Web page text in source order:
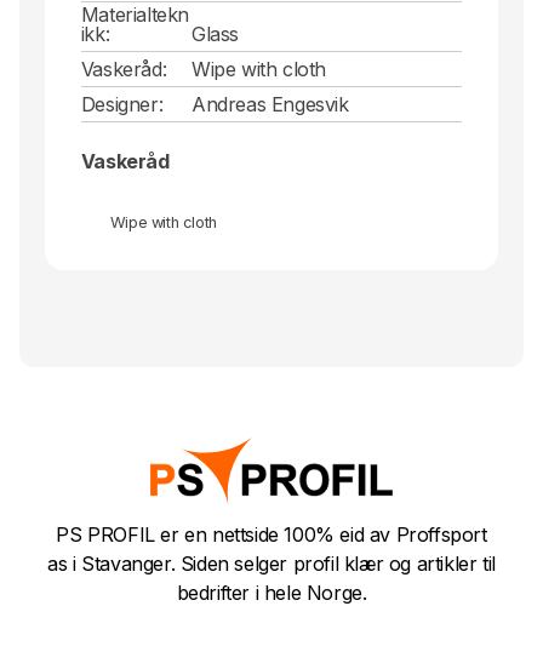
Materialtekn
ikk:
Glass
Vaskeråd:
Wipe with cloth
Designer:
Andreas Engesvik
Vaskeråd
Wipe with cloth
PS PROFIL er en nettside 100% eid av Proffsport
as i Stavanger. Siden selger profil klær og artikler til
bedrifter i hele Norge.